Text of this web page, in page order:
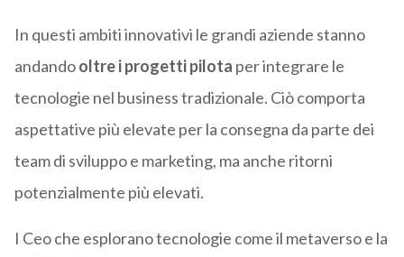
In questi ambiti innovativi le grandi aziende stanno
andandooltre i progetti pilota per integrare le
tecnologie nel business tradizionale. Ciò comporta
aspettative più elevate per la consegna da parte dei
team di sviluppo e marketing, ma anche ritorni
potenzialmente più elevati.
I Ceo che esplorano tecnologie come il metaverso e la